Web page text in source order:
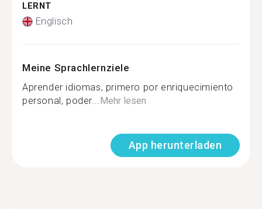
LERNT
Englisch
Meine Sprachlernziele
Aprender idiomas, primero por enriquecimiento
personal, poder...Mehr lesen
App herunterladen